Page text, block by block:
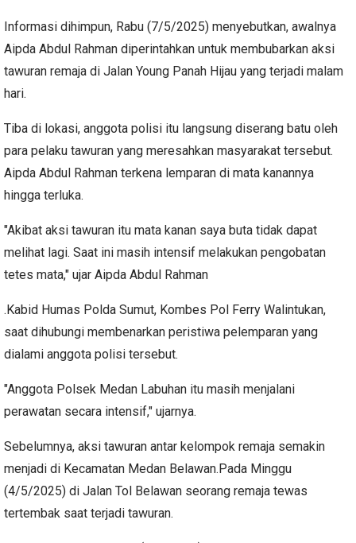
Informasi dihimpun, Rabu (7/5/2025) menyebutkan, awalnya
Aipda Abdul Rahman diperintahkan untuk membubarkan aksi
tawuran remaja di Jalan Young Panah Hijau yang terjadi malam
hari.
Tiba di lokasi, anggota polisi itu langsung diserang batu oleh
para pelaku tawuran yang meresahkan masyarakat tersebut.
Aipda Abdul Rahman terkena lemparan di mata kanannya
hingga terluka.
"Akibat aksi tawuran itu mata kanan saya buta tidak dapat
melihat lagi. Saat ini masih intensif melakukan pengobatan
tetes mata," ujar Aipda Abdul Rahman
.Kabid Humas Polda Sumut, Kombes Pol Ferry Walintukan,
saat dihubungi membenarkan peristiwa pelemparan yang
dialami anggota polisi tersebut.
"Anggota Polsek Medan Labuhan itu masih menjalani
perawatan secara intensif," ujarnya.
Sebelumnya, aksi tawuran antar kelompok remaja semakin
menjadi di Kecamatan Medan Belawan.Pada Minggu
(4/5/2025) di Jalan Tol Belawan seorang remaja tewas
tertembak saat terjadi tawuran.